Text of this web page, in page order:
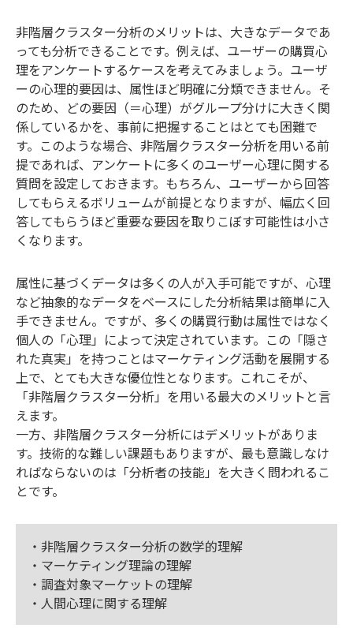
非階層クラスター分析のメリットは、大きなデータであ
っても分析できることです。例えば、ユーザーの購買心
理をアンケートするケースを考えてみましょう。ユーザ
ーの心理的要因は、属性ほど明確に分類できません。そ
のため、どの要因（＝心理）がグループ分けに大きく関
係しているかを、事前に把握することはとても困難で
す。このような場合、非階層クラスター分析を用いる前
提であれば、アンケートに多くのユーザー心理に関する
質問を設定しておきます。もちろん、ユーザーから回答
してもらえるボリュームが前提となりますが、幅広く回
答してもらうほど重要な要因を取りこぼす可能性は小さ
くなります。
属性に基づくデータは多くの人が入手可能ですが、心理
など抽象的なデータをベースにした分析結果は簡単に入
手できません。ですが、多くの購買行動は属性ではなく
個人の「心理」によって決定されています。この「隠さ
れた真実」を持つことはマーケティング活動を展開する
上で、とても大きな優位性となります。これこそが、
「非階層クラスター分析」を用いる最大のメリットと言
えます。
一方、非階層クラスター分析にはデメリットがありま
す。技術的な難しい課題もありますが、最も意識しなけ
ればならないのは「分析者の技能」を大きく問われるこ
とです。
・非階層クラスター分析の数学的理解
・マーケティング理論の理解
・調査対象マーケットの理解
・人間心理に関する理解